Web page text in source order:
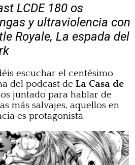
LCDE 180 os
y ultraviolencia con
Royale, La espada del
escuchar el centésimo
del podcast de La Casa de
juntado para hablar de
más salvajes, aquellos en
es protagonista.